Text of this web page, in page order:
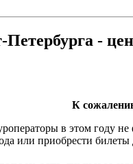
-
К
в этом году
или приобрести